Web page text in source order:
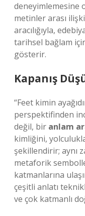
deneyimlemesine
metinler arası
aracılığıyla,
tarihsel bağlam
gösterir.
Kapanış
“Feet kimin
perspektifinden
değil, bir anlam
kimliğini,
şekillendirir; aynı
metaforik
katmanlarına
çeşitli anlatı
ve çok katmanlı